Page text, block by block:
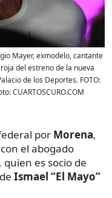
Mayer, exmodelo, cantante
del estreno de la nueva
de los Deportes. FOTO:
CUARTOSCURO.COM
por Morena,
el abogado
, quien es socio de
Ismael “El Mayo”